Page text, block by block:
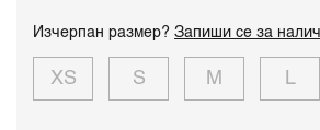
Изчерпан размер?Запиши се за
XS S M L